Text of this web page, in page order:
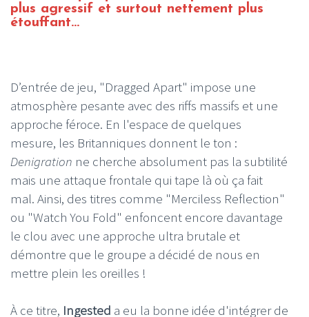
plus agressif et surtout nettement plus
étouffant...
D’entrée de jeu, "Dragged Apart" impose une
atmosphère pesante avec des riffs massifs et une
approche féroce. En l'espace de quelques
mesure, les Britanniques donnent le ton :
Denigration ne cherche absolument pas la subtilité
mais une attaque frontale qui tape là où ça fait
mal. Ainsi, des titres comme "Merciless Reflection"
ou "Watch You Fold" enfoncent encore davantage
le clou avec une approche ultra brutale et
démontre que le groupe a décidé de nous en
mettre plein les oreilles !
À ce titre, Ingested a eu la bonne idée d'intégrer de